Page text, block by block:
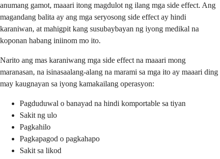
anumang gamot, maaari itong magdulot ng ilang mga side effect. Ang
magandang balita ay ang mga seryosong side effect ay hindi
karaniwan, at mahigpit kang susubaybayan ng iyong medikal na
koponan habang iniinom mo ito.
Narito ang mas karaniwang mga side effect na maaari mong
maranasan, na isinasaalang-alang na marami sa mga ito ay maaari ding
may kaugnayan sa iyong kamakailang operasyon:
Pagduduwal o banayad na hindi komportable sa tiyan
Sakit ng ulo
Pagkahilo
Pagkapagod o pagkahapo
Sakit sa likod